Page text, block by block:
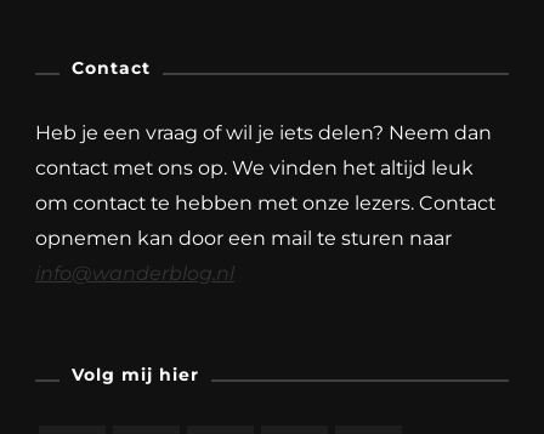
Contact
Heb je een vraag of wil je iets delen? Neem dan
contact met ons op. We vinden het altijd leuk
om contact te hebben met onze lezers. Contact
opnemen kan door een mail te sturen naar
info@wanderblog.nl
Volg mij hier